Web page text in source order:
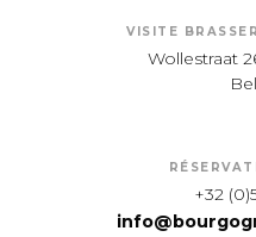
VISITE
Wollestraat
+32